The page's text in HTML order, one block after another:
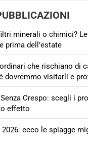
minerali o chimici?
prima dell’estate
che rischiano di
dovremmo visitarli e
Crespo: scegli i
effetto
2026: ecco le spiagge